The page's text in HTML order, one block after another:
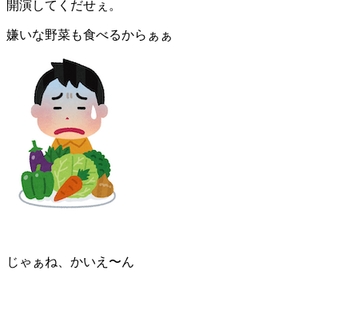
開演してくだせぇ。
嫌いな野菜も食べるからぁぁ
じゃぁね、かいえ〜ん